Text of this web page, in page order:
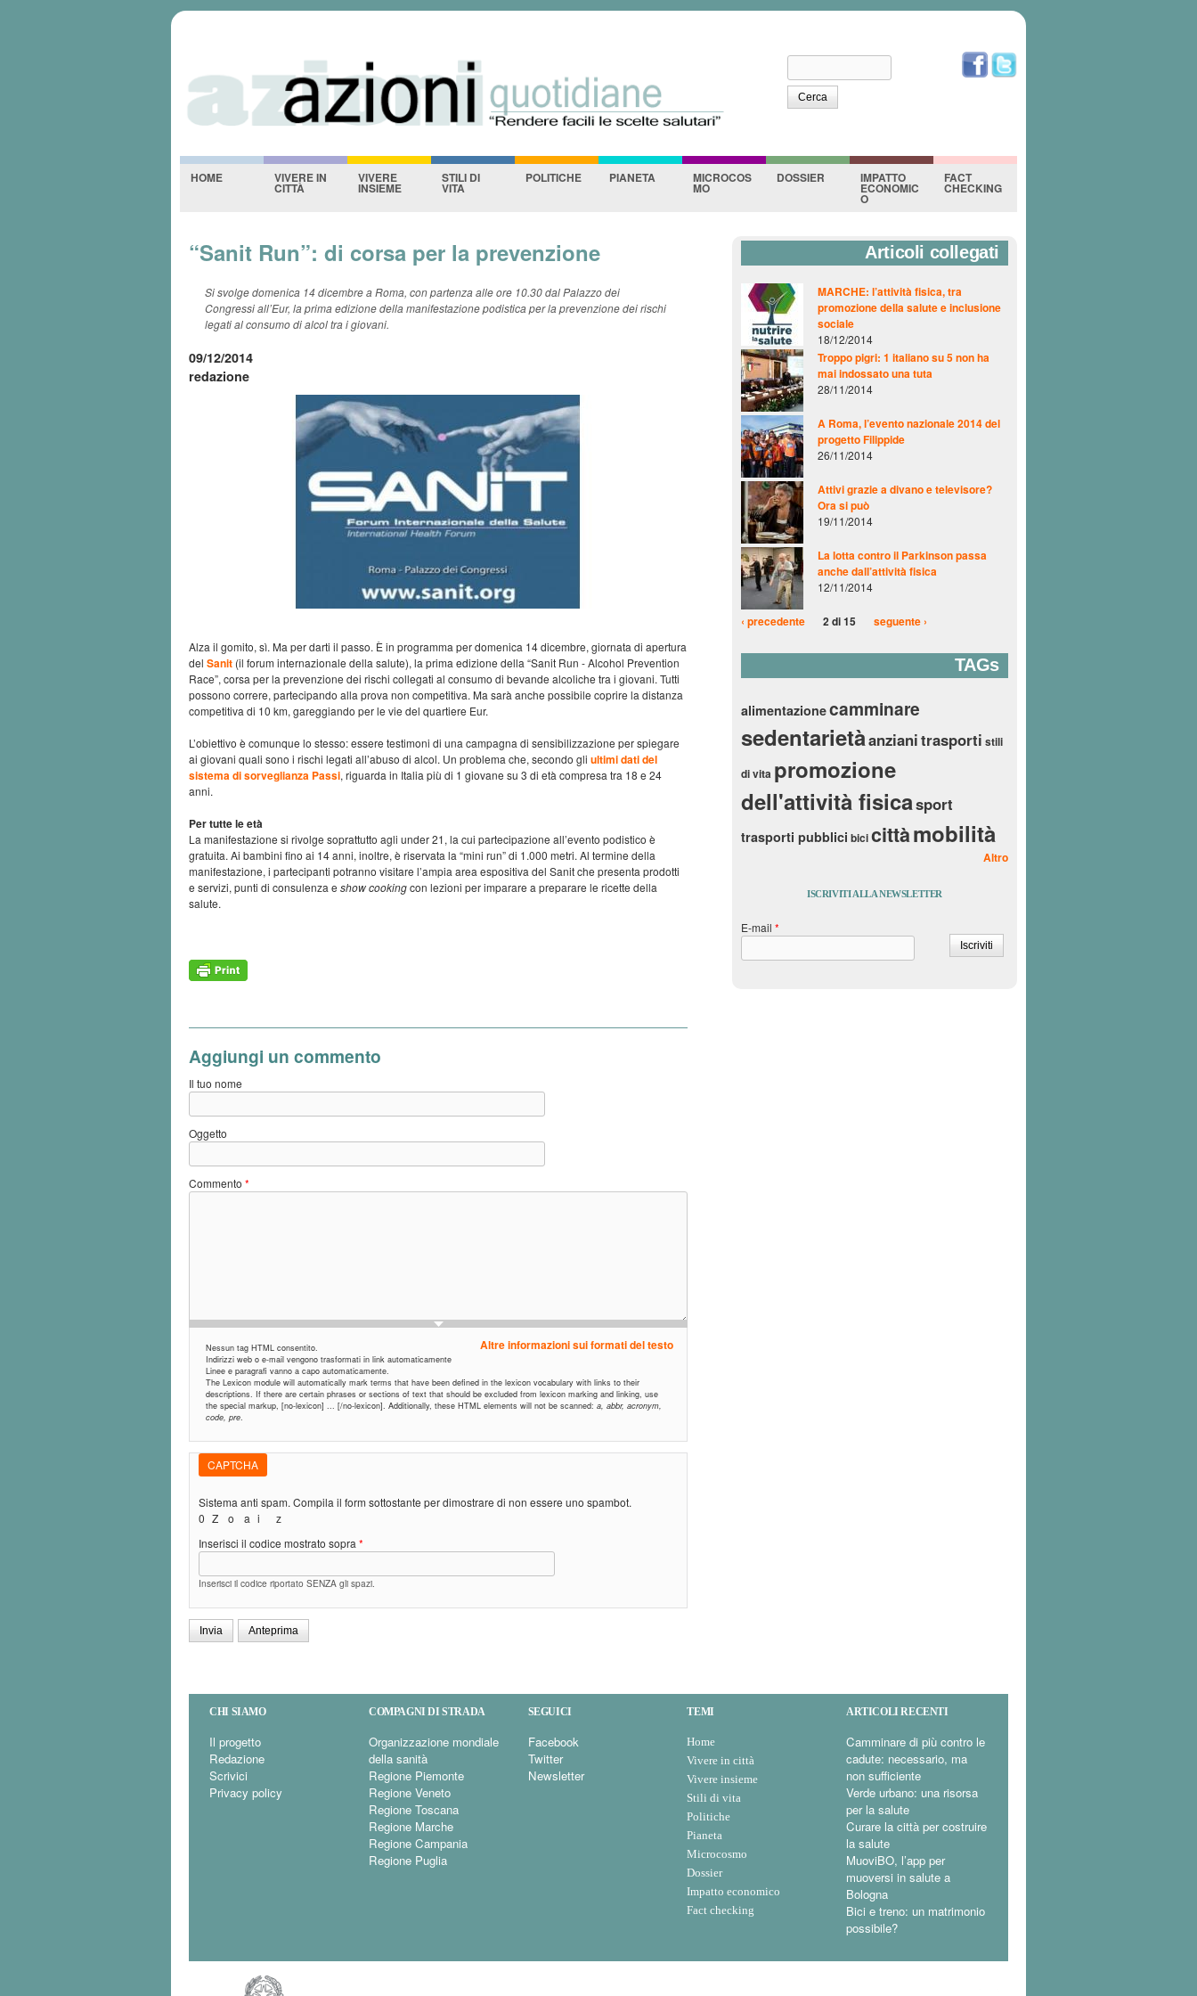
Azioniquotidiane
Form di ricerca
HOME VIVERE IN
CITTÀ
VIVERE
INSIEME
STILI DI
VITA
POLITICHE PIANETA MICROCOS
MO
DOSSIER IMPATTO
ECONOMIC
O
FACT
CHECKING
“Sanit Run”: di corsa per la prevenzione
Si svolge domenica 14 dicembre a Roma, con partenza alle ore 10.30 dal Palazzo dei
Congressi all’Eur, la prima edizione della manifestazione podistica per la prevenzione dei rischi
legati al consumo di alcol tra i giovani.
09/12/2014
redazione
Alza il gomito, sì. Ma per darti il passo. È in programma per domenica 14 dicembre, giornata di apertura
del Sanit (il forum internazionale della salute), la prima edizione della “Sanit Run - Alcohol Prevention
Race”, corsa per la prevenzione dei rischi collegati al consumo di bevande alcoliche tra i giovani. Tutti
possono correre, partecipando alla prova non competitiva. Ma sarà anche possibile coprire la distanza
competitiva di 10 km, gareggiando per le vie del quartiere Eur.
L’obiettivo è comunque lo stesso: essere testimoni di una campagna di sensibilizzazione per spiegare
ai giovani quali sono i rischi legati all’abuso di alcol. Un problema che, secondo gli ultimi dati del
sistema di sorveglianza Passi, riguarda in Italia più di 1 giovane su 3 di età compresa tra 18 e 24
anni.
Per tutte le età
La manifestazione si rivolge soprattutto agli under 21, la cui partecipazione all’evento podistico è
gratuita. Ai bambini fino ai 14 anni, inoltre, è riservata la “mini run” di 1.000 metri. Al termine della
manifestazione, i partecipanti potranno visitare l’ampia area espositiva del Sanit che presenta prodotti
e servizi, punti di consulenza e show cookingcon lezioni per imparare a preparare le ricette della
salute.
Aggiungi un commento
Il tuo nome
Oggetto
Commento *
Altre informazioni sui formati del testo
Nessun tag HTML consentito.
Indirizzi web o e-mail vengono trasformati in link automaticamente
Linee e paragrafi vanno a capo automaticamente.
The Lexicon module will automatically mark terms that have been defined in the lexicon vocabulary with links to their
descriptions. If there are certain phrases or sections of text that should be excluded from lexicon marking and linking, use
the special markup, [no-lexicon] ... [/no-lexicon]. Additionally, these HTML elements will not be scanned: a, abbr, acronym,
code, pre.
CAPTCHA
Sistema anti spam. Compila il form sottostante per dimostrare di non essere uno spambot.
0 Z a i
o
z
Inserisci il codice mostrato sopra *
Inserisci il codice riportato SENZA gli spazi.
Articoli collegati
MARCHE: l’attività fisica, tra
promozione della salute e inclusione
sociale
18/12/2014
Troppo pigri: 1 italiano su 5 non ha
mai indossato una tuta
28/11/2014
A Roma, l’evento nazionale 2014 del
progetto Filippide
26/11/2014
Attivi grazie a divano e televisore?
Ora si può
19/11/2014
La lotta contro il Parkinson passa
anche dall’attività fisica
12/11/2014
‹ precedente 2 di 15 seguente ›
TAGs
alimentazionecamminare
sedentarietàanzianitrasporti stili
di vita promozione
dell'attività fisicasport
trasporti pubblici bicicittàmobilità
Altro
ISCRIVITI ALLA NEWSLETTER
E-mail *
CHI SIAMO
Il progetto
Redazione
Scrivici
Privacy policy
COMPAGNI DI STRADA
Organizzazione mondiale
della sanità
Regione Piemonte
Regione Veneto
Regione Toscana
Regione Marche
Regione Campania
Regione Puglia
SEGUICI
Facebook
Twitter
Newsletter
TEMI
Home
Vivere in città
Vivere insieme
Stili di vita
Politiche
Pianeta
Microcosmo
Dossier
Impatto economico
Fact checking
ARTICOLI RECENTI
Camminare di più contro le
cadute: necessario, ma
non sufficiente
Verde urbano: una risorsa
per la salute
Curare la città per costruire
la salute
MuoviBO, l’app per
muoversi in salute a
Bologna
Bici e treno: un matrimonio
possibile?